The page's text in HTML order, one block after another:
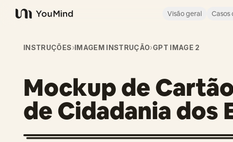
YouMind
Visão geral Casos
INSTRUÇÕES›IMAGEM INSTRUÇÃO›GPT IMAGE 2
Mockup de
de Cidadania dos